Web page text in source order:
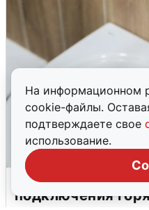
На информационном
cookie-файлы.
подтверждаете свое
использование.
В Архангельске
подключения